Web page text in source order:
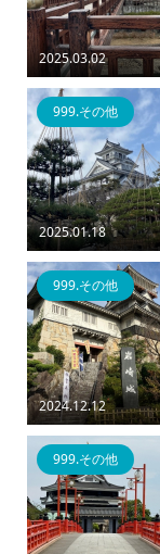
2025.03.02
2025.01.18
999.その他
2024.12.12
999.その他
999.その他